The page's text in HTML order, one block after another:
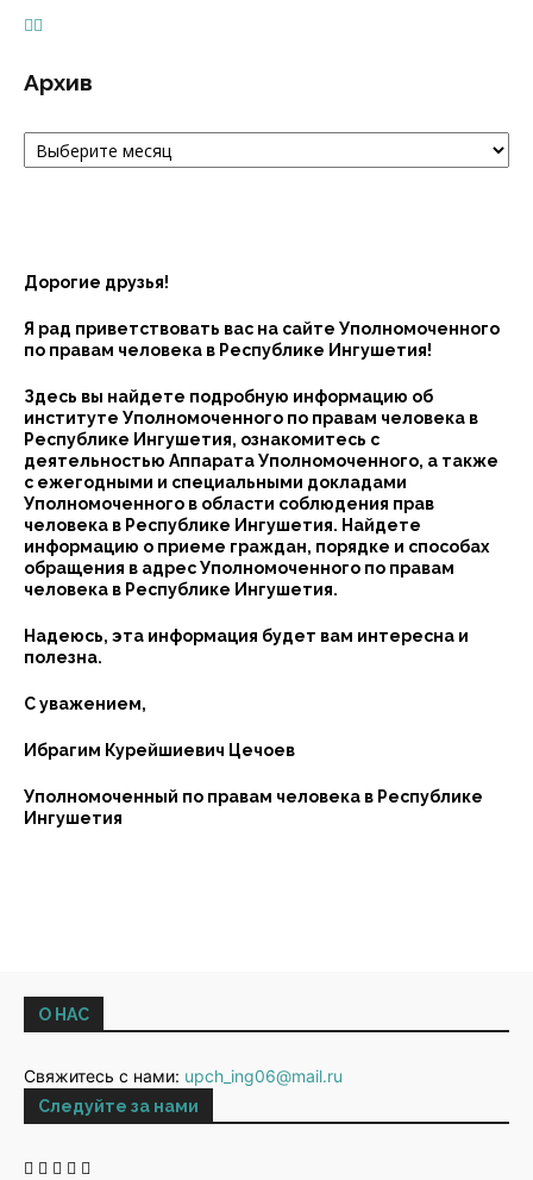
Архив
Архив
Дорогие друзья!
Я рад приветствовать вас на сайте Уполномоченного
по правам человека в Республике Ингушетия!
Здесь вы найдете подробную информацию об
институте Уполномоченного по правам человека в
Республике Ингушетия, ознакомитесь с
деятельностью Аппарата Уполномоченного, а также
с ежегодными и специальными докладами
Уполномоченного в области соблюдения прав
человека в Республике Ингушетия. Найдете
информацию о приеме граждан, порядке и способах
обращения в адрес Уполномоченного по правам
человека в Республике Ингушетия.
Надеюсь, эта информация будет вам интересна и
полезна.
С уважением,
Ибрагим Курейшиевич Цечоев
Уполномоченный по правам человека в Республике
Ингушетия
О НАС
Свяжитесь с нами: upch_ing06@mail.ru
Следуйте за нами